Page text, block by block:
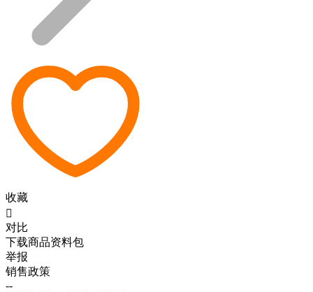
收藏

对比
下载商品资料包
举报
销售政策
--